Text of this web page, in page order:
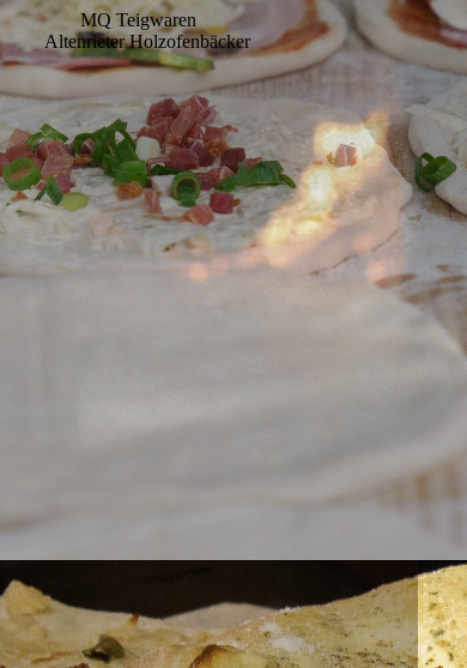
MQ Teigwaren
Altenrieter Holzofenbäcker